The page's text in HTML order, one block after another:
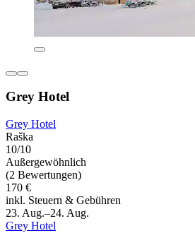
Grey Hotel
Grey Hotel
Raška
10/10
Außergewöhnlich
(2 Bewertungen)
170 €
inkl. Steuern & Gebühren
23. Aug.–24. Aug.
Grey Hotel